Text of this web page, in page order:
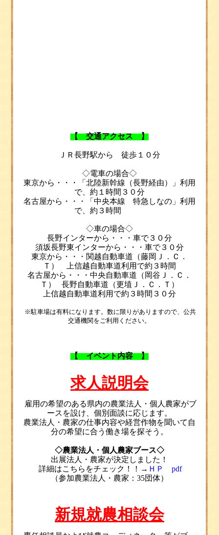
【交通アクセス】
ＪＲ長野駅から 徒歩１０分
◇電車の場合◇
東京から ・・・
「北陸新幹線（長野経由）」利用
で、約１時間３０分
名古屋から・・・「中央本線 特急しなの」利用
で、約３時間
◇車の場合◇
長野インターから・・・車で３０分
須坂長野東インターから・・・車で３０分
東京から・・・関越自動車道（藤岡Ｊ．Ｃ．
Ｔ） 上信越自動車道利用で約３時間
名古屋から・・・中央自動車道（岡谷Ｊ．Ｃ．
Ｔ）
長野自動車道（更埴Ｊ．Ｃ．Ｔ）
上信越自動車道利用で約３時間３０分
※駐車場は有料になります。数に限りがありますので、公共
交通機関をご利用ください。
【イベント内容】
求人説明会
雇用の希望のある県内の農業法人・個人農家がブ
ースを設け、個別面談に応じます。
農業法人・農家の仕事内容や経営作物を聞いて自
分の希望に合う働き場を探そう。
◇農業法人・個人農家ブース◇
出展法人・農家が決定しました！
詳細はこちらをチェック！！→ ＨＰ
pdf
（参加農業法人・農家： 35団体）
新規就農相談会